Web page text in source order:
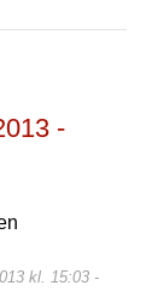
-
kl. 15:03 -